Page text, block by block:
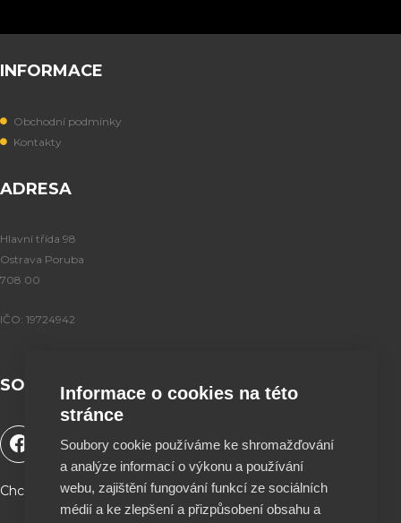
INFORMACE
Obchodní podmínky
Kontakty
ADRESA
Hlavní třída 98
Ostrava Poruba
708 00
IČO: 19724942
SOCIÁLNÍ SÍTĚ
F
a
e
o
u
t
u
i
k
t
o
n
s
t
a
Chceš podpořit naší tvorbu a být součástí projektu ?
Informace o cookies na této
stránce
Soubory cookie používáme ke shromažďování
a analýze informací o výkonu a používání
webu, zajištění fungování funkcí ze sociálních
médií a ke zlepšení a přizpůsobení obsahu a